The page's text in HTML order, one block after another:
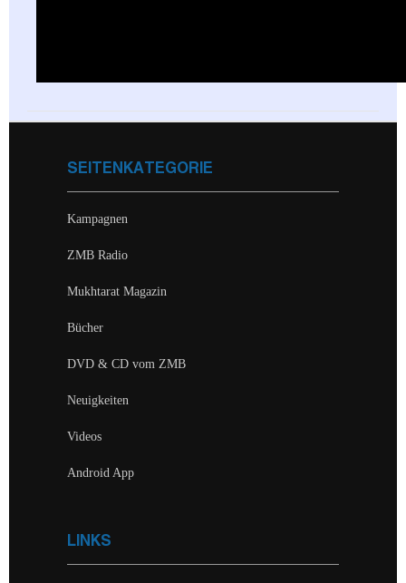
SEITENKATEGORIE
Kampagnen
ZMB Radio
Mukhtarat Magazin
Bücher
DVD & CD vom ZMB
Neuigkeiten
Videos
Android App
LINKS